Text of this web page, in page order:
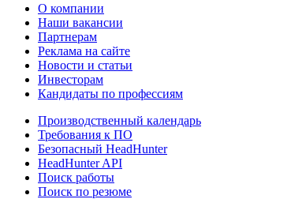
О компании
Наши вакансии
Партнерам
Реклама на сайте
Новости и статьи
Инвесторам
Кандидаты по профессиям
Производственный календарь
Требования к ПО
Безопасный HeadHunter
HeadHunter API
Поиск работы
Поиск по резюме